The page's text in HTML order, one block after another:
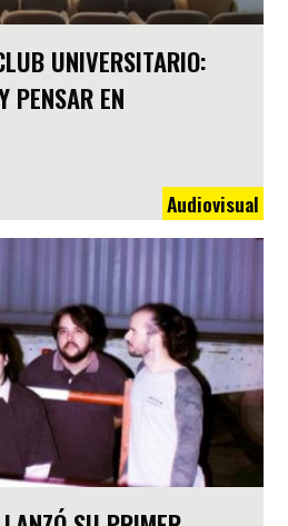
UNIVERSITARIO:
PENSAR EN
Audiovisual